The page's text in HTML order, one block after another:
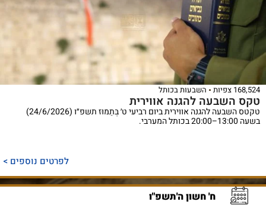
168,524 צפיות השבעות בכותל
טקס השבעה להגנה אווירית
טקטס השבעה להגנה אווירית ביום רביעי ט׳ בְּתַמּוּז תשפ״ו (24/6/2026)
בשעה 13:00–20:00 בכותל המערבי.
לפרטים נוספים >
ח' חשון ה'תשפ"ו